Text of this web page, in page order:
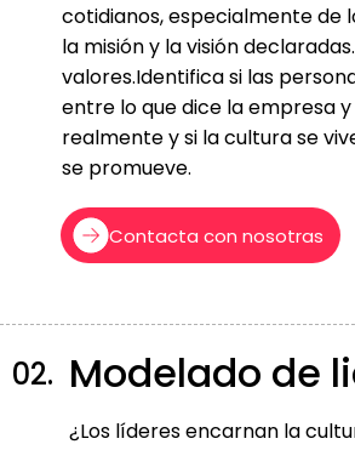
cotidianos, especialmente de
la misión y la visión
valores.Identifica si las
entre lo que dice la empresa
realmente y si la cultura se
se promueve.
Contacta con nosotras
02. Modelado de
¿Los líderes encarnan la